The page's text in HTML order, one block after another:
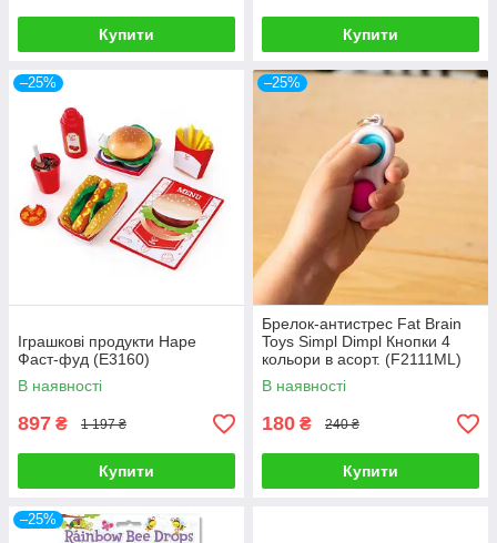
Купити Купити
–25%
Іграшкові продукти Hape
Фаст-фуд (E3160)
В наявності
897 ₴ 1 197 ₴
Купити
–25%
Брелок-антистрес Fat Brain
Toys Simpl Dimpl Кнопки 4
кольори в асорт. (F2111ML)
В наявності
180 ₴ 240 ₴
Купити
–25%